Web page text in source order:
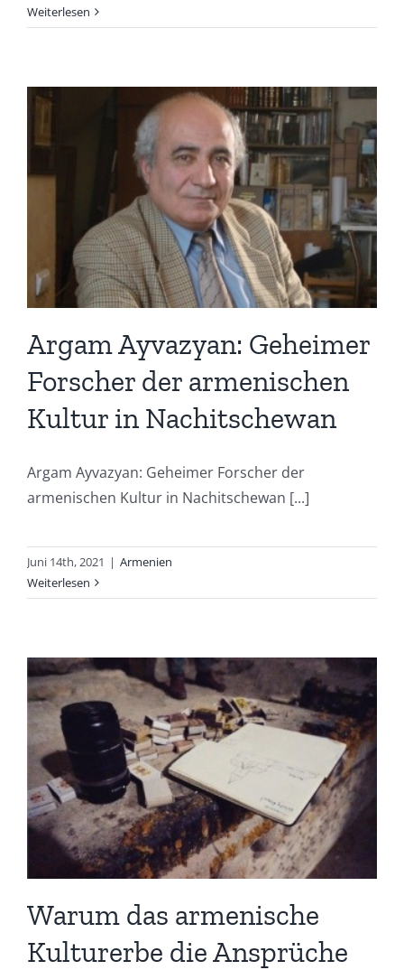
Weiterlesen
Argam Ayvazyan: Geheimer
Forscher der armenischen
Kultur in Nachitschewan
Argam Ayvazyan: Geheimer Forscher der
armenischen Kultur in Nachitschewan [...]
Juni 14th, 2021 | Armenien
Weiterlesen
Warum das armenische
Kulturerbe die Ansprüche